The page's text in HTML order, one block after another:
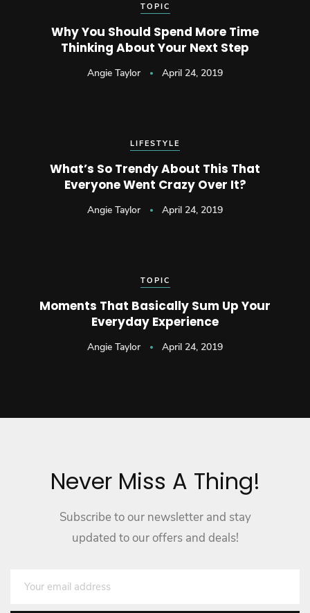
TOPIC
Why You Should Spend More Time
Thinking About Your Next Step
Angie Taylor April 24, 2019
LIFESTYLE
What’s So Trendy About This That
Everyone Went Crazy Over It?
Angie Taylor April 24, 2019
TOPIC
Moments That Basically Sum Up Your
Everyday Experience
Angie Taylor April 24, 2019
Never Miss A Thing!
Subscribe to our newsletter and stay
updated to our offers and deals!